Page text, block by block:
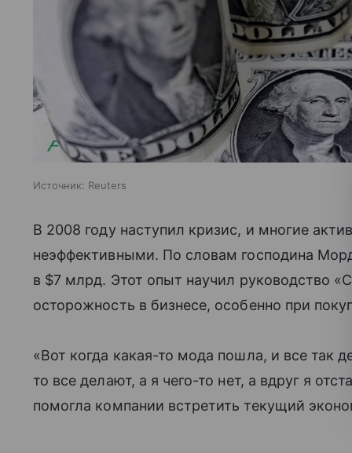
Источник: Reuters
В 2008 году наступил кризис, и многие
неэффективными. По словам господина
в $7 млрд. Этот опыт научил руководство
осторожность в бизнесе, особенно при
«Вот когда какая-то мода пошла, и все так
то все делают, а я чего-то нет, а вдруг я
помогла компании встретить текущий